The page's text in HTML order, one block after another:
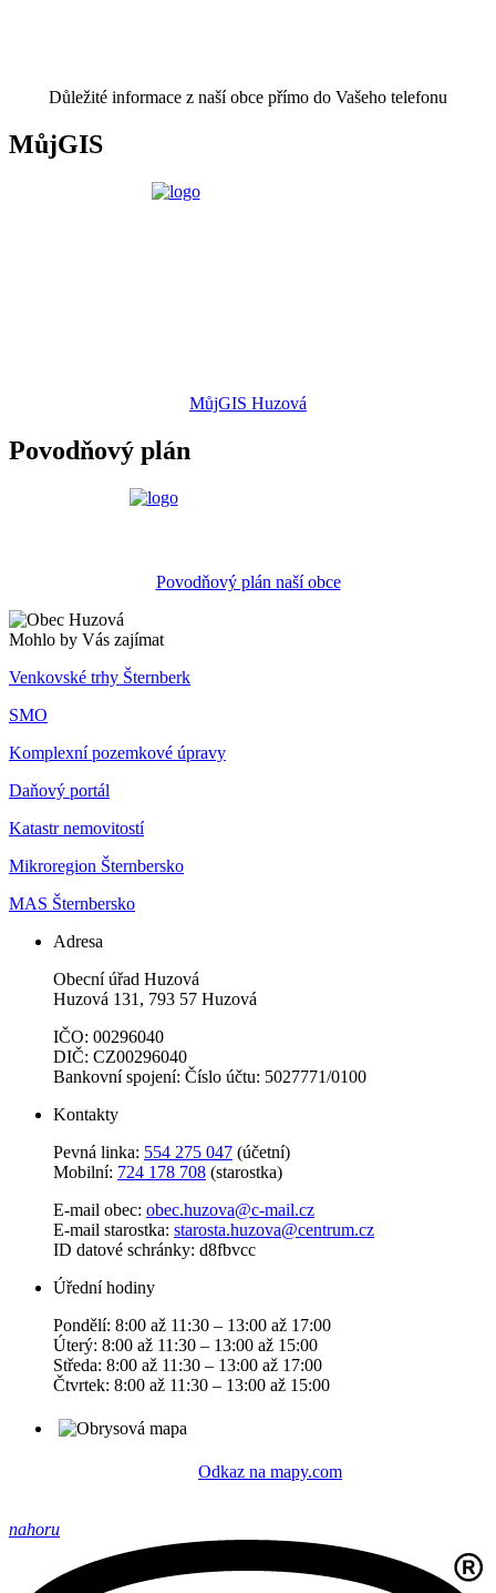
Důležité informace z naší obce přímo do Vašeho telefonu
MůjGIS
MůjGIS Huzová
Povodňový plán
Povodňový plán naší obce
Mohlo by Vás zajímat
Venkovské trhy Šternberk
SMO
Komplexní pozemkové úpravy
Daňový portál
Katastr nemovitostí
Mikroregion Šternbersko
MAS Šternbersko
Adresa
Obecní úřad Huzová
Huzová 131, 793 57 Huzová
IČO: 00296040
DIČ: CZ00296040
Bankovní spojení: Číslo účtu: 5027771/0100
Kontakty
Pevná linka: 554 275 047 (účetní)
Mobilní: 724 178 708 (starostka)
E-mail obec: obec.huzova@c-mail.cz
E-mail starostka: starosta.huzova@centrum.cz
ID datové schránky: d8fbvcc
Úřední hodiny
Pondělí: 8:00 až 11:30 – 13:00 až 17:00
Úterý: 8:00 až 11:30 – 13:00 až 15:00
Středa: 8:00 až 11:30 – 13:00 až 17:00
Čtvrtek: 8:00 až 11:30 – 13:00 až 15:00
Odkaz na mapy.com
nahoru